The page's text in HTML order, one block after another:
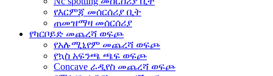
የእርምጃ መሰርሰሪያ ቢት
ጠመዝማዛ መሰርሰሪያ
የካርቦይድ መጨረሻ ወፍጮ
የአሉሚኒየም መጨረሻ ወፍጮ
የኳስ አፍንጫ ጫፍ ወፍጮ
Concave ራዲየስ መጨረሻ ወፍጮ